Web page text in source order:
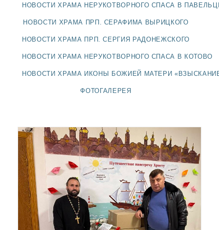
БЛАГОЧИНИЕ
НОВОСТИ ХРАМА НЕРУКОТВОРНОГО СПАСА В
НОВОСТИ ХРАМА ПРП. СЕРАФИМА ВЫРИЦКОГО
НОВОСТИ ХРАМА ПРП. СЕРГИЯ РАДОНЕЖСКОГО
НОВОСТИ ХРАМА НЕРУКОТВОРНОГО СПАСА В КОТОВО
НОВОСТИ ХРАМА ИКОНЫ БОЖИЕЙ МАТЕРИ
ФОТОГАЛЕРЕЯ